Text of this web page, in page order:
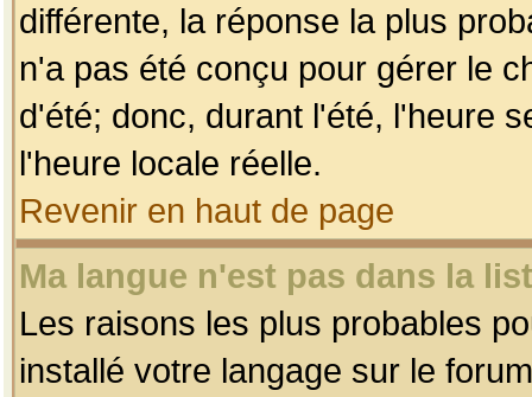
différente, la réponse la plus
n'a pas été conçu pour gérer le
d'été; donc, durant l'été, l'heure
l'heure locale réelle.
Revenir en haut de page
Ma langue n'est pas dans la
Les raisons les plus probables
installé votre langage sur le